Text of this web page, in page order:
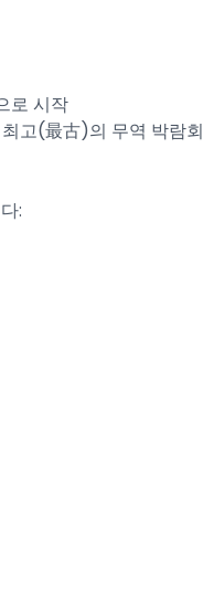
로 시작
고(最古)의 무역 박람회
: